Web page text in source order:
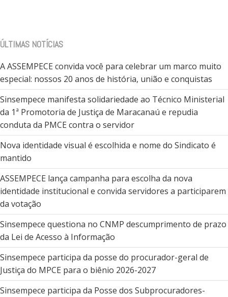
ÚLTIMAS NOTÍCIAS
A ASSEMPECE convida você para celebrar um marco muito
especial: nossos 20 anos de história, união e conquistas
Sinsempece manifesta solidariedade ao Técnico Ministerial
da 1ª Promotoria de Justiça de Maracanaú e repudia
conduta da PMCE contra o servidor
Nova identidade visual é escolhida e nome do Sindicato é
mantido
ASSEMPECE lança campanha para escolha da nova
identidade institucional e convida servidores a participarem
da votação
Sinsempece questiona no CNMP descumprimento de prazo
da Lei de Acesso à Informação
Sinsempece participa da posse do procurador-geral de
Justiça do MPCE para o biênio 2026-2027
Sinsempece participa da Posse dos Subprocuradores-